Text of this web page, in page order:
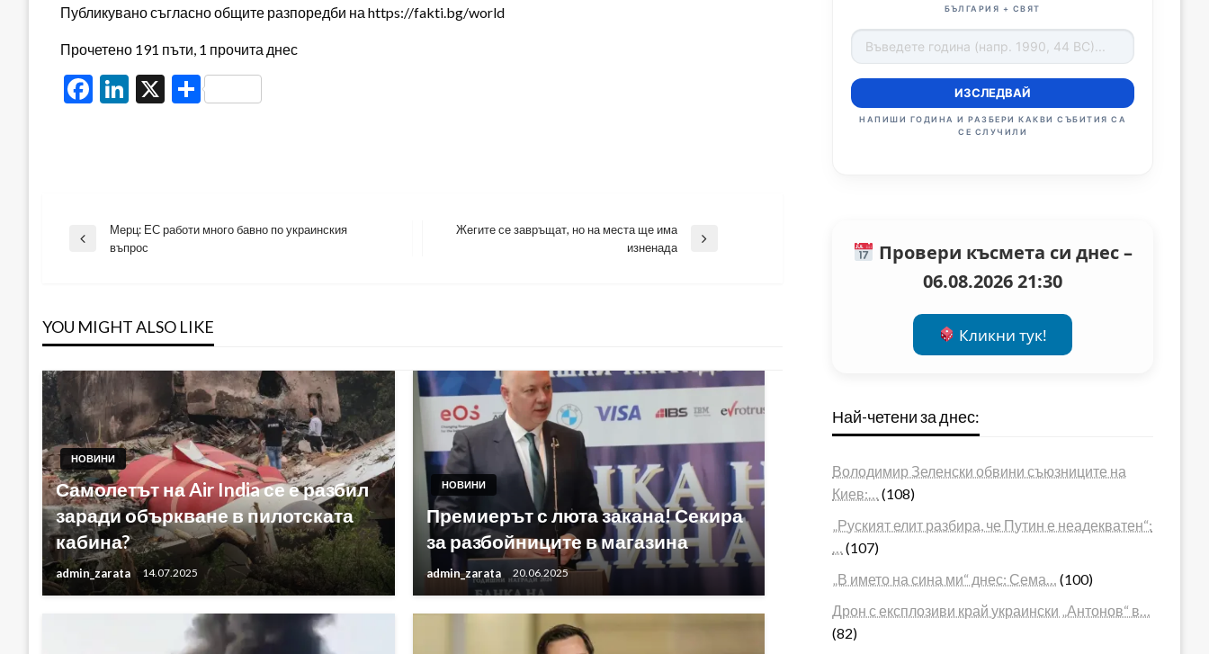
Публикувано съгласно общите разпоредби на https://fakti.bg/world
Прочетено 191 пъти, 1 прочита днес
Facebook
LinkedIn
X Share
Навигация
Previous
Мерц: ЕС работи много бавно по украинския
въпрос
Жегите се завръщат, но на места ще има
изненада
YOU MIGHT ALSO LIKE
НОВИНИ
Самолетът на Air India се е разбил
заради объркване в пилотската
кабина?
admin_zarata 14.07.2025
НОВИНИ
Премиерът с люта закана! Секира
за разбойниците в магазина
admin_zarata 20.06.2025
БЪЛГАРИЯ + СВЯТ
ИЗСЛЕДВАЙ
НАПИШИ ГОДИНА И РАЗБЕРИ КАКВИ СЪБИТИЯ СА
СЕ СЛУЧИЛИ
Провери късмета си днес –
06.08.2026 21:30
Кликни тук!
Най-четени за днес:
Володимир Зеленски обвини съюзниците на
Киев:…
(108)
„Руският елит разбира, че Путин е неадекватен“:
(107)
„В името на сина ми“ днес: Сема…
(100)
Дрон с експлозиви край украински „Антонов“ в…
(82)